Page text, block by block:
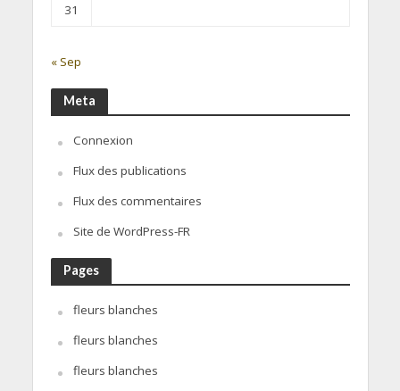
31
« Sep
Meta
Connexion
Flux des publications
Flux des commentaires
Site de WordPress-FR
Pages
fleurs blanches
fleurs blanches
fleurs blanches